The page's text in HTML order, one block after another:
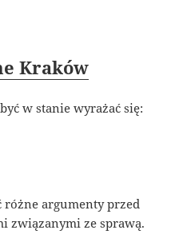
Kraków
w stanie wyrażać się:
różne argumenty przed
związanymi ze sprawą.